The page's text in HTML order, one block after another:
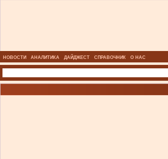
НОВОСТИ АНАЛИТИКА ДАЙДЖЕСТ СПРАВОЧНИК О НАС